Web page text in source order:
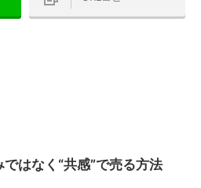
ではなく“共感”で売る方法